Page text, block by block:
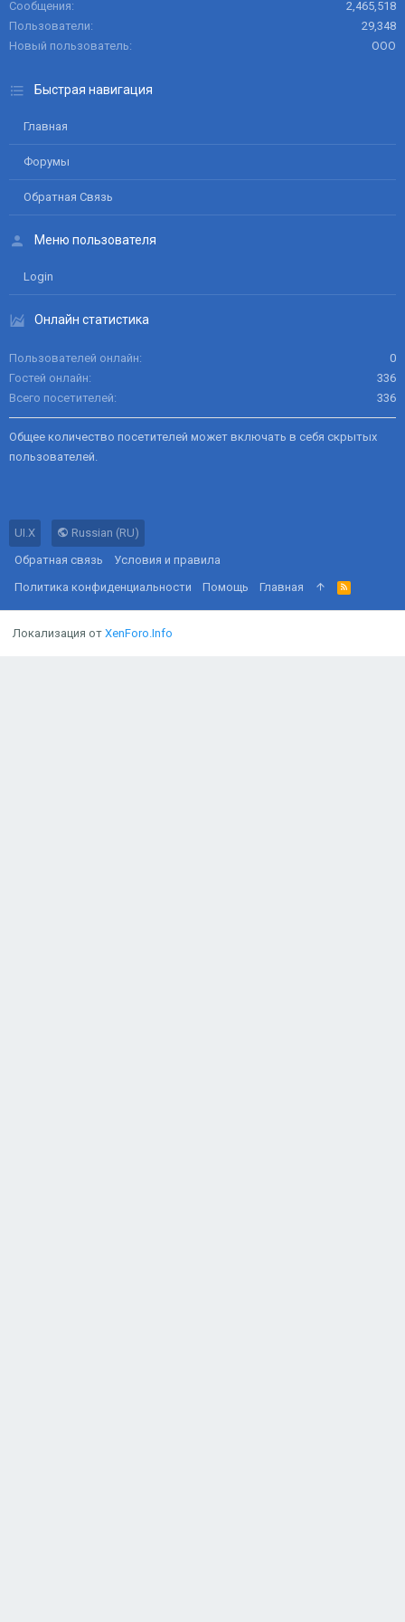
Сообщения
2,465,518
Пользователи
29,348
Новый пользователь
ООО
Быстрая навигация
Главная
Форумы
Обратная Связь
Меню пользователя
Login
Онлайн статистика
Пользователей онлайн
0
Гостей онлайн
336
Всего посетителей
336
Общее количество посетителей может включать в себя скрытых
пользователей.
UI.X
Russian (RU)
Обратная связь
Условия и правила
Политика конфиденциальности
Помощь Главная
R
S
S
Локализация от XenForo.Info